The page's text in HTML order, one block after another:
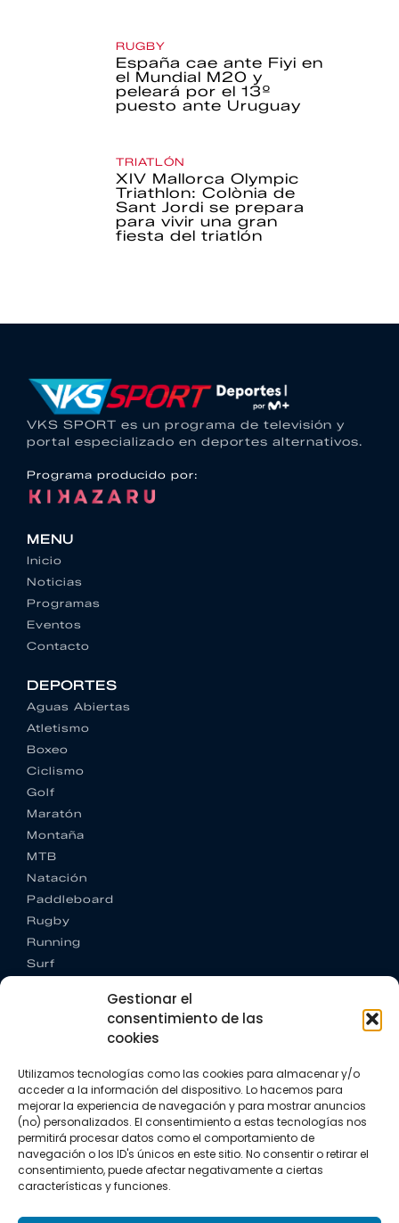
Gestionar el
consentimiento de las
cookies
Utilizamos tecnologías como las cookies para almacenar y/o
acceder a la información del dispositivo. Lo hacemos para
mejorar la experiencia de navegación y para mostrar anuncios
(no) personalizados. El consentimiento a estas tecnologías nos
permitirá procesar datos como el comportamiento de
navegación o los ID's únicos en este sitio. No consentir o retirar el
consentimiento, puede afectar negativamente a ciertas
características y funciones.
RUGBY
España cae ante Fiyi en
el Mundial M20 y
peleará por el 13º
puesto ante Uruguay
TRIATLÓN
XIV Mallorca Olympic
Triathlon: Colònia de
Sant Jordi se prepara
para vivir una gran
fiesta del triatlón
VKS SPORT es un programa de televisión y
portal especializado en deportes alternativos.
Programa producido por:
MENU
Inicio
Noticias
Programas
Eventos
Contacto
DEPORTES
Aguas Abiertas
Atletismo
Boxeo
Ciclismo
Golf
Maratón
Montaña
MTB
Natación
Paddleboard
Rugby
Running
Surf
CONTACTO
+34 662 342 177
info@vkssport.com
SÍGUENOS